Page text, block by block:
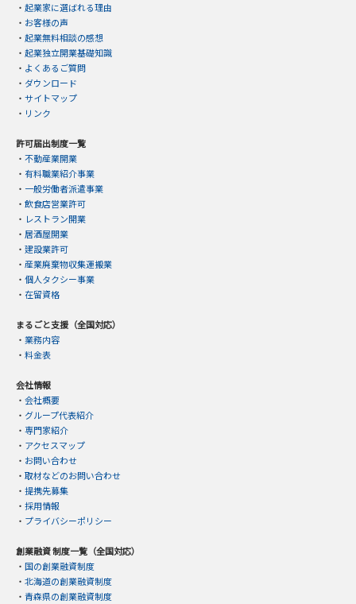
・ 起業家に選ばれる理由
・ お客様の声
・ 起業無料相談の感想
・ 起業独立開業基礎知識
・ よくあるご質問
・ ダウンロード
・ サイトマップ
・ リンク
許可届出制度一覧
・ 不動産業開業
・ 有料職業紹介事業
・ 一般労働者派遣事業
・ 飲食店営業許可
・ レストラン開業
・ 居酒屋開業
・ 建設業許可
・ 産業廃棄物収集運搬業
・ 個人タクシー事業
・ 在留資格
まるごと支援（全国対応）
・ 業務内容
・ 料金表
会社情報
・ 会社概要
・ グループ代表紹介
・ 専門家紹介
・ アクセスマップ
・ お問い合わせ
・ 取材などのお問い合わせ
・ 提携先募集
・ 採用情報
・ プライバシーポリシー
創業融資 制度一覧（全国対応）
・ 国の創業融資制度
・ 北海道の創業融資制度
・ 青森県の創業融資制度